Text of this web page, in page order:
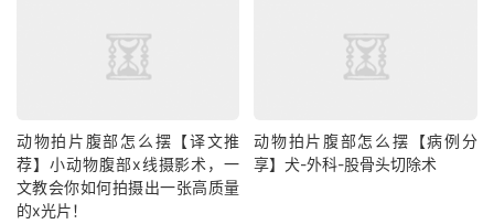
动物拍片腹部怎么摆【译文推
荐】小动物腹部x线摄影术，一
文教会你如何拍摄出一张高质量
的x光片！
动物拍片腹部怎么摆【病例分
享】犬-外科-股骨头切除术